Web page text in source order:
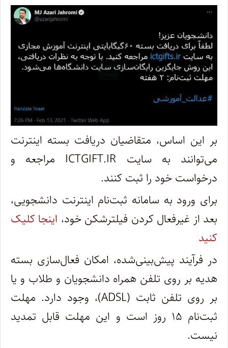
بر این اساس، متقاضیان دریافت بسته اینترنت
می‌توانند به سایت ICTGIFT.IR مراجعه و
درخواست خود را ثبت کنند.
برای ورود به سامانه ثبت‌نام اینترنت دانشجویی،
بعد از غیرفعال کردن فیلترشکن خود، اینجا کلیک
کنید
در فرآیند پیش‌بینی‌شده، امکان فعال‌سازی بسته‌
هدیه بر روی تلفن همراه دانشجویان و طلاب و یا
بر روی تلفن ثابت (ADSL)، وجود دارد. مهلت
ثبت‌نام ۱۵ روز است و این مهلت قابل تمدید
نیست.